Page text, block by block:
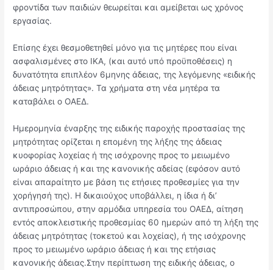
φροντίδα των παιδιών θεωρείται και αμείβεται ως χρόνος
εργασίας.
Επίσης έχει θεσμοθετηθεί μόνο για τις μητέρες που είναι
ασφαλισμένες στο ΙΚΑ, (και αυτό υπό προϋποθέσεις) η
δυνατότητα επιπλέον 6μηνης άδειας, της λεγόμενης «ειδικής
άδειας μητρότητας». Τα χρήματα στη νέα μητέρα τα
καταβάλει ο ΟΑΕΔ.
Ημερομηνία έναρξης της ειδικής παροχής προστασίας της
μητρότητας ορίζεται η επομένη της λήξης της άδειας
κυοφορίας λοχείας ή της ισόχρονης προς το μειωμένο
ωράριο άδειας ή και της κανονικής αδείας (εφόσον αυτό
είναι απαραίτητο με βάση τις ετήσιες προθεσμίες για την
χορήγησή της). Η δικαιούχος υποβάλλει, η ίδια ή δι’
αντιπροσώπου, στην αρμόδια υπηρεσία του ΟΑΕΔ, αίτηση
εντός αποκλειστικής προθεσμίας 60 ημερών από τη λήξη της
άδειας μητρότητας (τοκετού και λοχείας), ή της ισόχρονης
προς το μειωμένο ωράριο άδειας ή και της ετήσιας
κανονικής άδειας.Στην περίπτωση της ειδικής άδειας, ο